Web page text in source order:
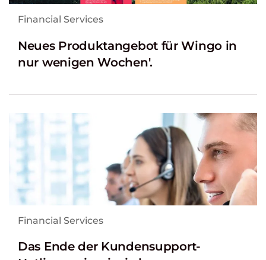
Financial Services
Neues Produktangebot für Wingo in
nur wenigen Wochen'.
Financial Services
Das Ende der Kundensupport-